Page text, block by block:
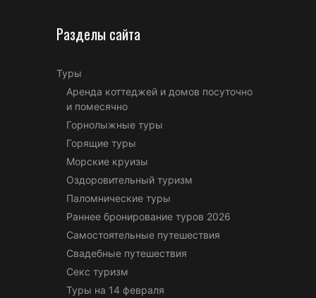
Разделы сайта
Туры
Аренда коттеджей и домов посуточно
и помесячно
Горнолыжные туры
Горящие туры
Морские круизы
Оздоровительный туризм
Паломнические туры
Раннее бронирование туров 2026
Самостоятельные путешествия
Свадебные путешествия
Секс туризм
Туры на 14 февраля